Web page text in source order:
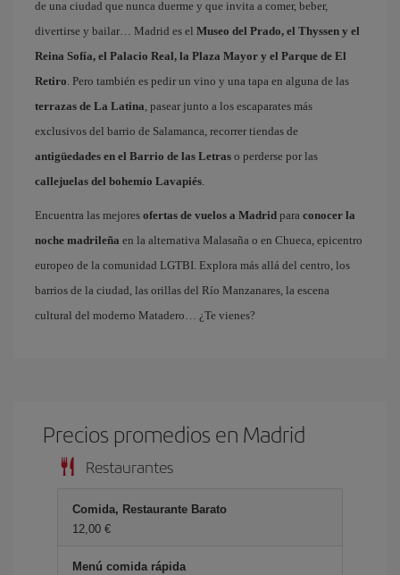
de una ciudad que nunca duerme y que invita a comer, beber,
divertirse y bailar… Madrid es el Museo del Prado, el Thyssen y el
Reina Sofía, el Palacio Real, la Plaza Mayor y el Parque de El
Retiro. Pero también es pedir un vino y una tapa en alguna de las
terrazas de La Latina, pasear junto a los escaparates más
exclusivos del barrio de Salamanca, recorrer tiendas de
antigüedades en el Barrio de las Letras o perderse por las
callejuelas del bohemio Lavapiés.
Encuentra las mejores ofertas de vuelos a Madrid para conocer la
noche madrileña en la alternativa Malasaña o en Chueca, epicentro
europeo de la comunidad LGTBI. Explora más allá del centro, los
barrios de la ciudad, las orillas del Río Manzanares, la escena
cultural del moderno Matadero… ¿Te vienes?
Precios promedios en Madrid
Restaurantes
Comida, Restaurante Barato
12,00 €
Menú comida rápida